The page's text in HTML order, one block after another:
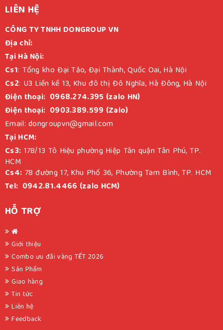
LIÊN HỆ
CÔNG TY TNHH DONGROUP VN
Địa chỉ:
Tại Hà Nội:
Cs1: Tổng kho Đại Tảo, Đại Thành, Quốc Oai, Hà Nội
Cs2: U3 Liền kề 13, Khu đô thị Đô Nghĩa, Hà Đông, Hà Nội
Điện thoại: 0968.274.395 (zalo HN)
Điện thoại: 0903.389.599 (Zalo)
Email: dongroupvn@gmail.com
Tại HCM:
Cs3: 178/13 Tô Hiệu phường Hiệp Tân quận Tân Phú, TP.
HCM
Cs4: 78 đường 17, Khu Phố 36, Phường Tam Bình, TP. HCM
Tel: 0942.81.4466 (zalo HCM)
HỖ TRỢ
Giới thiệu
Combo ưu đãi vàng TẾT 2026
Sản Phẩm
Giao hàng
Tin tức
Liên hệ
Feedback